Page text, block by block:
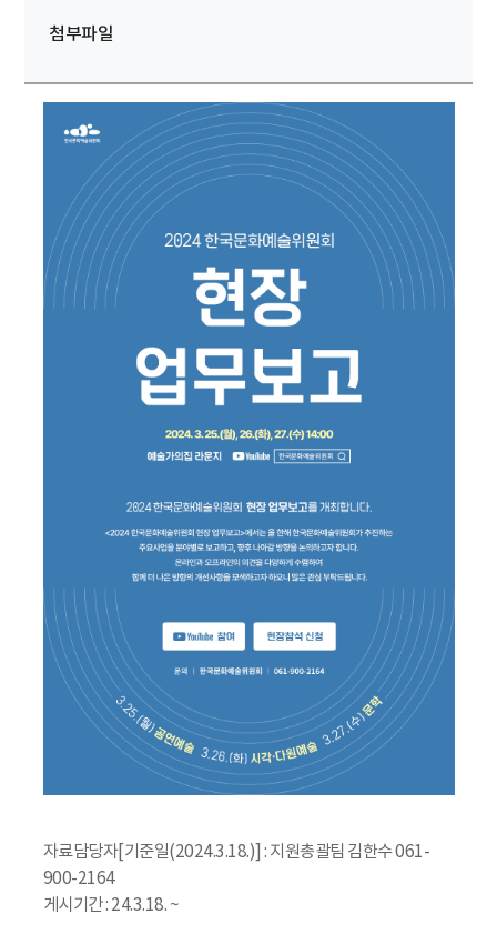
첨부파일
자료담당자[기준일(2024.3.18.)] : 지원총괄팀 김한수 061-
900-2164
게시기간 : 24.3.18. ~